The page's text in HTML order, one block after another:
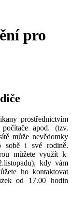
pro
prostřednictvím
apod. (tzv.
může nevědomky
sobě i své rodině.
můžete využít k
kdy vám
ho kontaktovat
od 17.00 hodin